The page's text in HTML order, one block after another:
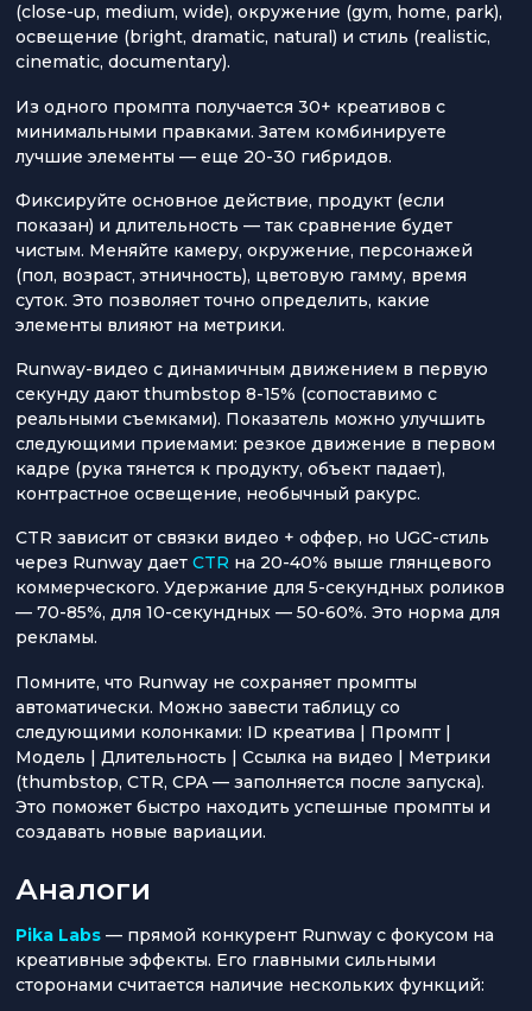
(close-up, medium, wide), окружение (gym, home, park),
освещение (bright, dramatic, natural) и стиль (realistic,
cinematic, documentary).
Из одного промпта получается 30+ креативов с
минимальными правками. Затем комбинируете
лучшие элементы — еще 20-30 гибридов.
Фиксируйте основное действие, продукт (если
показан) и длительность — так сравнение будет
чистым. Меняйте камеру, окружение, персонажей
(пол, возраст, этничность), цветовую гамму, время
суток. Это позволяет точно определить, какие
элементы влияют на метрики.
Runway-видео с динамичным движением в первую
секунду дают thumbstop 8-15% (сопоставимо с
реальными съемками). Показатель можно улучшить
следующими приемами: резкое движение в первом
кадре (рука тянется к продукту, объект падает),
контрастное освещение, необычный ракурс.
CTR зависит от связки видео + оффер, но UGC-стиль
через Runway дает CTR на 20-40% выше глянцевого
коммерческого. Удержание для 5-секундных роликов
— 70-85%, для 10-секундных — 50-60%. Это норма для
рекламы.
Помните, что Runway не сохраняет промпты
автоматически. Можно завести таблицу со
следующими колонками: ID креатива | Промпт |
Модель | Длительность | Ссылка на видео | Метрики
(thumbstop, CTR, CPA — заполняется после запуска).
Это поможет быстро находить успешные промпты и
создавать новые вариации.
Аналоги
Pika Labs — прямой конкурент Runway с фокусом на
креативные эффекты. Его главными сильными
сторонами считается наличие нескольких функций: